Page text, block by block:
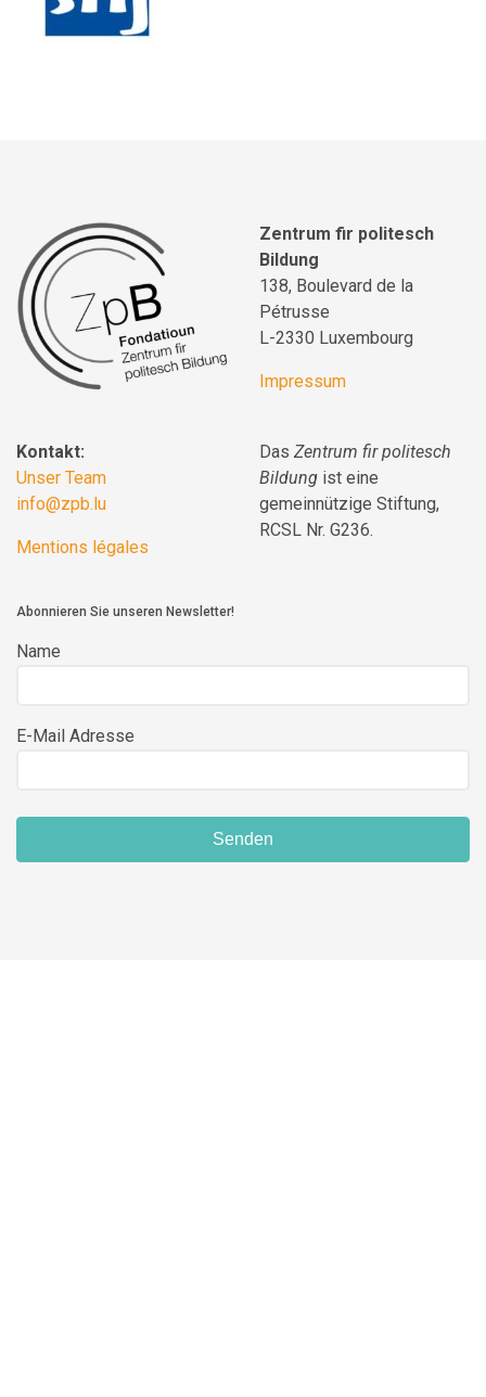
Zentrum fir politesch
Bildung
138, Boulevard de la
Pétrusse
L-2330 Luxembourg
Impressum
Kontakt:
Unser Team
info@zpb.lu
Mentions légales
Das Zentrum fir politesch
Bildung ist eine
gemeinnützige Stiftung,
RCSL Nr. G236.
Abonnieren Sie unseren Newsletter!
Name
E-Mail Adresse
Senden